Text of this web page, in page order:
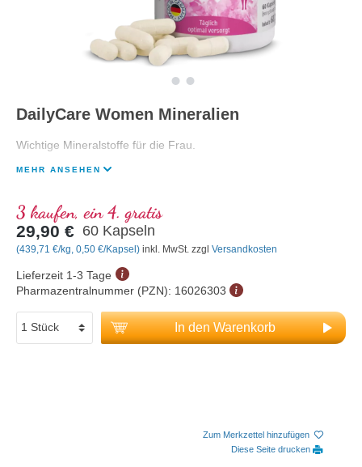
DailyCare Women Mineralien
Wichtige Mineralstoffe für die Frau.
MEHR ANSEHEN
3 kaufen, ein 4. gratis
29,90 € 60 Kapseln
(439,71 €/kg, 0,50 €/Kapsel) inkl. MwSt. zzgl Versandkosten
Lieferzeit 1-3 Tage
Pharmazentralnummer (PZN): 16026303
In den Warenkorb
Zum Merkzettel hinzufügen
Diese Seite drucken